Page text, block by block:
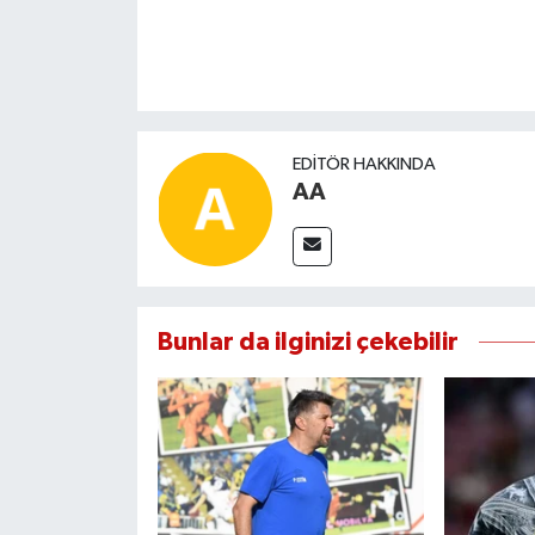
EDITÖR HAKKINDA
AA
Bunlar da ilginizi çekebilir